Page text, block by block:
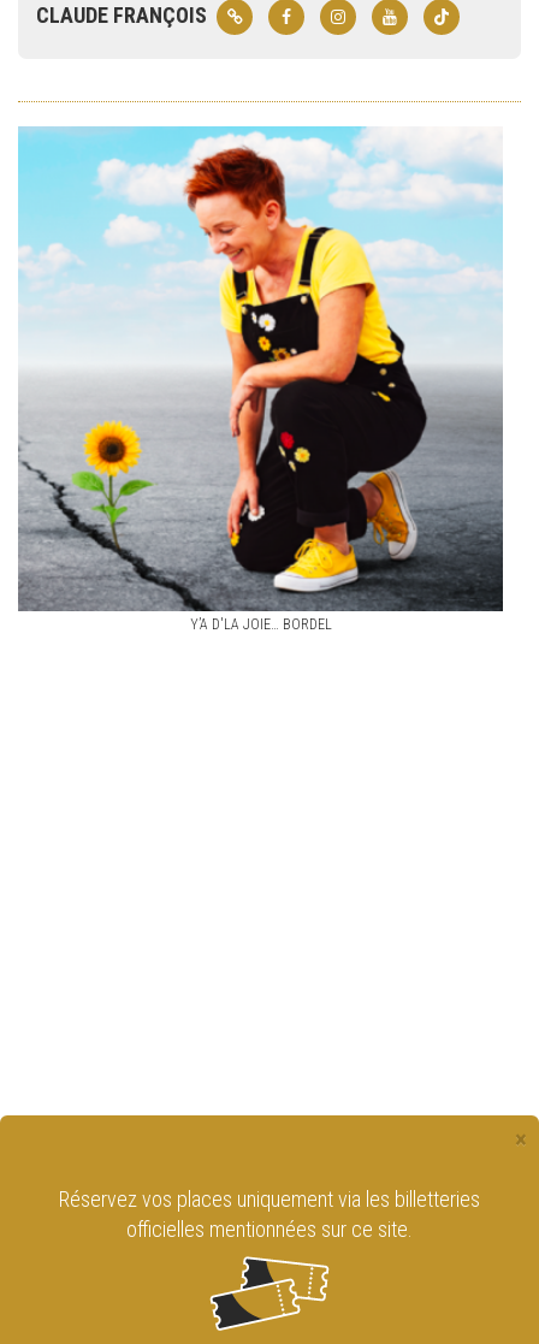
CLAUDE FRANÇOIS
Y’A D'LA JOIE… BORDEL
×
Réservez vos places uniquement via les billetteries
officielles mentionnées sur ce site.